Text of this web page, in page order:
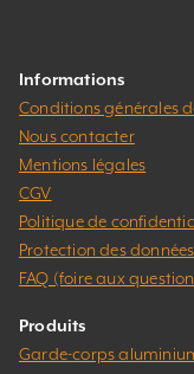
Informations
Conditions générales
Nous contacter
Mentions légales
CGV
Politique de
Protection des données
FAQ (foire aux
Produits
Garde-corps